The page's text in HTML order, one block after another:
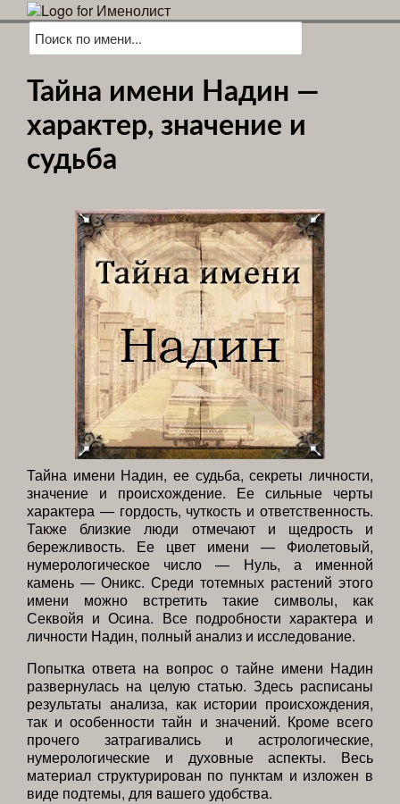
Тайна имени Надин —
характер, значение и
судьба
Тайна имени Надин, ее судьба, секреты личности,
значение и происхождение. Ее сильные черты
характера — гордость, чуткость и ответственность.
Также близкие люди отмечают и щедрость и
бережливость. Ее цвет имени — Фиолетовый,
нумерологическое число — Нуль, а именной
камень — Оникс. Среди тотемных растений этого
имени можно встретить такие символы, как
Секвойя и Осина. Все подробности характера и
личности Надин, полный анализ и исследование.
Попытка ответа на вопрос о тайне имени Надин
развернулась на целую статью. Здесь расписаны
результаты анализа, как истории происхождения,
так и особенности тайн и значений. Кроме всего
прочего затрагивались и астрологические,
нумерологические и духовные аспекты. Весь
материал структурирован по пунктам и изложен в
виде подтемы, для вашего удобства.